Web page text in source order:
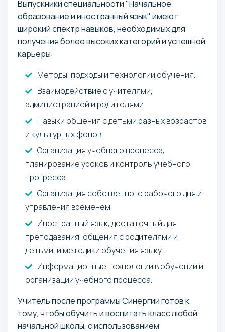
Выпускники специальности "Начальное
образование и иностранный язык" имеют
широкий спектр навыков, необходимых для
получения более высоких категорий и успешной
карьеры:
Методы, подходы и технологии обучения.
Взаимодействие с учителями,
администрацией и родителями.
Навыки общения с детьми разных возрастов
и культурных фонов.
Организация учебного процесса,
планирование уроков и контроль учебного
прогресса.
Организация собственного рабочего дня и
управления временем.
Иностранный язык, достаточный для
преподавания, общения с родителями и
детьми, и методики обучения языку.
Информационные технологии в обучении и
организации учебного процесса.
Учитель после программы Синергии готов к
тому, чтобы обучить и воспитать класс любой
начальной школы, с использованием